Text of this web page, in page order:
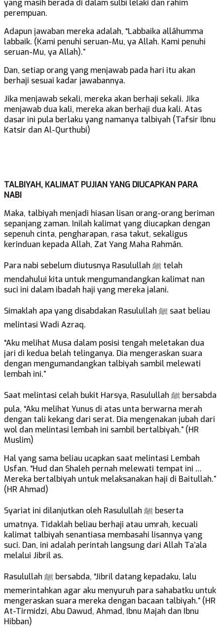
yang masih berada di dalam sulbi lelaki dan rahim
perempuan.
Adapun jawaban mereka adalah, “Labbaika allāhumma
labbaik. (Kami penuhi seruan-Mu, ya Allah. Kami penuhi
seruan-Mu, ya Allah).”
Dan, setiap orang yang menjawab pada hari itu akan
berhaji sesuai kadar jawabannya.
Jika menjawab sekali, mereka akan berhaji sekali. Jika
menjawab dua kali, mereka akan berhaji dua kali. Atas
dasar ini pula berlaku yang namanya talbiyah (Tafsir Ibnu
Katsir dan Al-Qurthubi)
TALBIYAH, KALIMAT PUJIAN YANG DIUCAPKAN PARA
NABI
Maka, talbiyah menjadi hiasan lisan orang-orang beriman
sepanjang zaman. Inilah kalimat yang diucapkan dengan
sepenuh cinta, pengharapan, rasa takut, sekaligus
kerinduan kepada Allah, Zat Yang Maha Rahmān.
Para nabi sebelum diutusnya Rasulullah ﷺ telah
mendahului kita untuk mengumandangkan kalimat nan
suci ini dalam ibadah haji yang mereka jalani.
Simaklah apa yang disabdakan Rasulullah ﷺ saat beliau
melintasi Wadi Azraq.
“Aku melihat Musa dalam posisi tengah meletakan dua
jari di kedua belah telinganya. Dia mengeraskan suara
dengan mengumandangkan talbiyah sambil melewati
lembah ini.”
Saat melintasi celah bukit Harsya, Rasulullah ﷺ bersabda
pula, “Aku melihat Yunus di atas unta berwarna merah
dengan tali kekang dari serat. Dia mengenakan jubah dari
wol dan melintasi lembah ini sambil bertalbiyah.” (HR
Muslim)
Hal yang sama beliau ucapkan saat melintasi Lembah
Usfan. “Hud dan Shaleh pernah melewati tempat ini …
Mereka bertalbiyah untuk melaksanakan haji di Baitullah.”
(HR Ahmad)
Syariat ini dilanjutkan oleh Rasulullah ﷺ beserta
umatnya. Tidaklah beliau berhaji atau umrah, kecuali
kalimat talbiyah senantiasa membasahi lisannya yang
suci. Dan, ini adalah perintah langsung dari Allah Ta’ala
melalui Jibril as.
Rasulullah ﷺ bersabda, “Jibril datang kepadaku, lalu
memerintahkan agar aku menyuruh para sahabatku untuk
mengeraskan suara mereka dengan bacaan talbiyah.” (HR
At-Tirmidzi, Abu Dawud, Ahmad, Ibnu Majah dan Ibnu
Hibban)